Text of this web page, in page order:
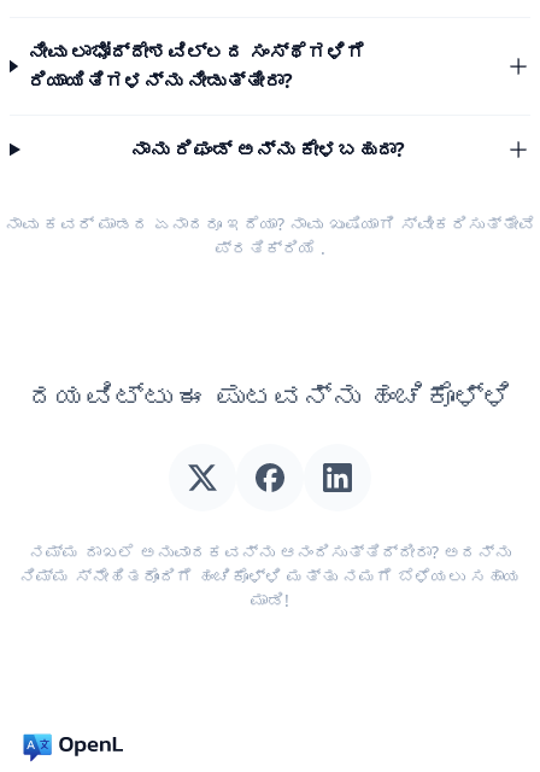
ನೀವು ಲಾಭೋದ್ದೇಶವಿಲ್ಲದ ಸಂಸ್ಥೆಗಳಿಗೆ
ರಿಯಾಯಿತಿಗಳನ್ನು ನೀಡುತ್ತೀರಾ?
ನಾನು ರಿಫಂಡ್ ಅನ್ನು ಕೇಳಬಹುದಾ?
ನಾವು ಕವರ್ ಮಾಡದ ಏನಾದರೂ ಇದೆಯಾ? ನಾವು ಖುಷಿಯಾಗಿ ಸ್ವೀಕರಿಸುತ್ತೇವೆ
ಪ್ರತಿಕ್ರಿಯೆ .
ದಯವಿಟ್ಟು ಈ ಪುಟವನ್ನು ಹಂಚಿಕೊಳ್ಳಿ
ನಮ್ಮ ದಾಖಲೆ ಅನುವಾದಕವನ್ನು ಆನಂದಿಸುತ್ತಿದ್ದೀರಾ? ಅದನ್ನು
ನಿಮ್ಮ ಸ್ನೇಹಿತರೊಂದಿಗೆ ಹಂಚಿಕೊಳ್ಳಿ ಮತ್ತು ನಮಗೆ ಬೆಳೆಯಲು ಸಹಾಯ
ಮಾಡಿ!